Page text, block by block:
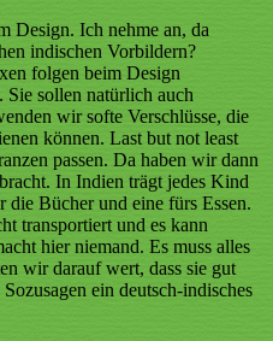
Design. Ich nehme an, da
indischen Vorbildern?
folgen beim Design
sollen natürlich auch
wir softe Verschlüsse, die
können. Last but not least
passen. Da haben wir dann
In Indien trägt jedes Kind
Bücher und eine fürs Essen.
transportiert und es kann
hier niemand. Es muss alles
wir darauf wert, dass sie gut
ein deutsch-indisches